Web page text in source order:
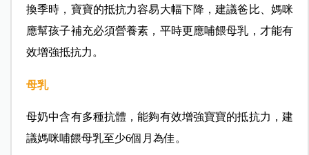
換季時，寶寶的抵抗力容易大幅下降，建議爸比、媽咪
應幫孩子補充必須營養素，平時更應哺餵母乳，才能有
效增強抵抗力。
母乳
母奶中含有多種抗體，能夠有效增強寶寶的抵抗力，建
議媽咪哺餵母乳至少6個月為佳。